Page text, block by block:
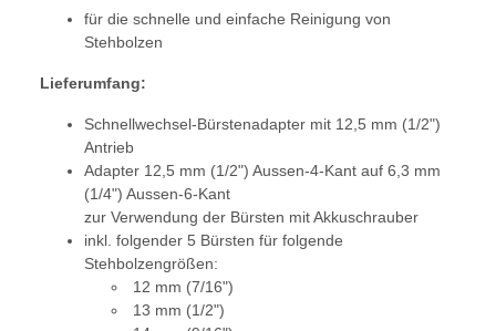
für die schnelle und einfache Reinigung von
Stehbolzen
Lieferumfang:
Schnellwechsel-Bürstenadapter mit 12,5 mm (1/2")
Antrieb
Adapter 12,5 mm (1/2") Aussen-4-Kant auf 6,3 mm
(1/4") Aussen-6-Kant
zur Verwendung der Bürsten mit Akkuschrauber
inkl. folgender 5 Bürsten für folgende
Stehbolzengrößen:
12 mm (7/16")
13 mm (1/2")